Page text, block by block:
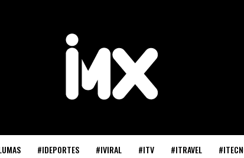
#IDEPORTES #IVIRAL #ITV #ITRAVEL